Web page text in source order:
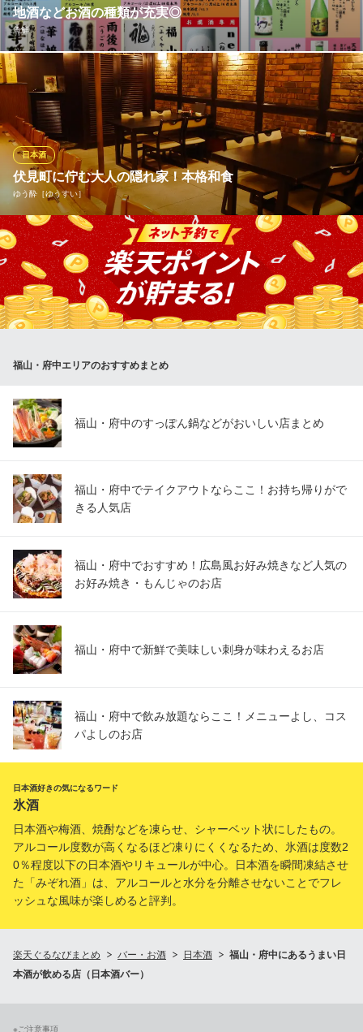
地酒と絶品料理の居酒屋
ＪＲ福山駅南口 徒歩6分
広島県福山市宝町3-25
地酒などお酒の種類が充実◎
魚鮮
【地元広島のお酒が豊富】 当店は福山駅から近いため、出張でご
利用されるお客様も多くいらっしゃいます。県外から来られた方
にもご満足いただくため、日本酒は、福山の地酒を中心に広島県
で造られているものだけを取り揃えています。イチオシは「天宝
一」！福山で造られた辛口のお酒です。初心者の方にも好評な1本
です。
魚鮮
瀬戸内の海鮮料理と地酒
ＪＲ山陽本線福山駅南口 徒歩3分
広島県福山市伏見町2-15
伏見町に佇む大人の隠れ家！本格和食
ゆう酔［ゆうすい］
日本酒
柔らかい照明と落ち着いた大人の空間が広がる店内。 テーブル・
カウンター・お座敷席と用途に合わせて利用できる本格和食。 経
験豊富なシェフが培った技・料理・味付けなど老若男女誰しもが
おいしいと感じていただく逸品をご用意しております。
ＪＲ福山駅 徒歩5分
福山・府中エリアのおすすめまとめ
福山・府中のすっぽん鍋などがおいしい店まとめ
福山・府中でテイクアウトならここ！お持ち帰りがで
きる人気店
福山・府中でおすすめ！広島風お好み焼きなど人気の
お好み焼き・もんじゃのお店
福山・府中で新鮮で美味しい刺身が味わえるお店
福山・府中で飲み放題ならここ！メニューよし、コス
パよしのお店
日本酒好きの気になるワード
氷酒
日本酒や梅酒、焼酎などを凍らせ、シャーベット状にしたもの。
アルコール度数が高くなるほど凍りにくくなるため、氷酒は度数2
0％程度以下の日本酒やリキュールが中心。日本酒を瞬間凍結させ
た「みぞれ酒」は、アルコールと水分を分離させないことでフレ
ッシュな風味が楽しめると評判。
楽天ぐるなびまとめ バー・お酒 日本酒
福山・府中にあるうまい日
本酒が飲める店（日本酒バー）
※ご注意事項